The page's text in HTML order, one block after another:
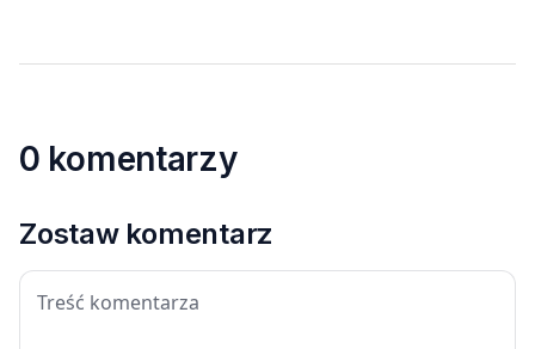
0 komentarzy
Zostaw komentarz